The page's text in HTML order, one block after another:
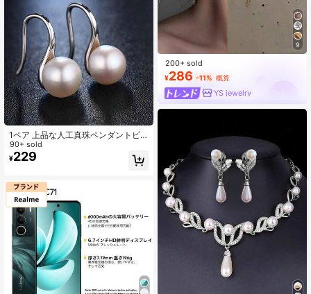
1ペア 上品な人工真珠ペンダントピ
アス - ウェディングやフォーマルな
シーンのスタイルを引き立てる バレ
ンタインデーのアクセサリー
90+ sold
¥229
9
200+ sold
¥286 -11% 概算
YS jewelry